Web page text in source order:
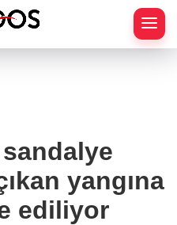
yangına
ediliyor